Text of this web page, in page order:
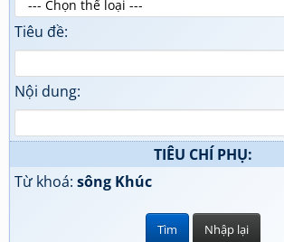
Tiêu đề:
Nội dung:
TIÊU CHÍ PHỤ:
Từ khoá: sông Khúc